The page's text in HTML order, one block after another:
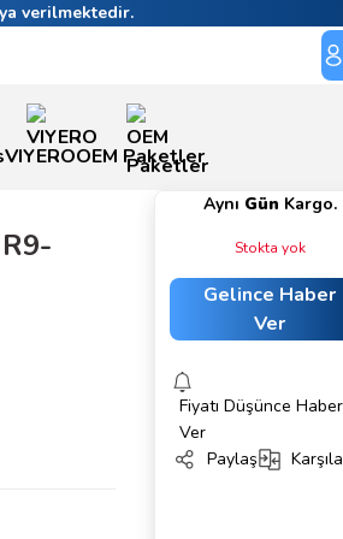
verilmektedir.
VIYEROOEM Paketler
Aynı Gün Kargo.
Stokta yok
Gelince Haber
Ver
Fiyatı Düşünce Haber
Ver
Paylaş